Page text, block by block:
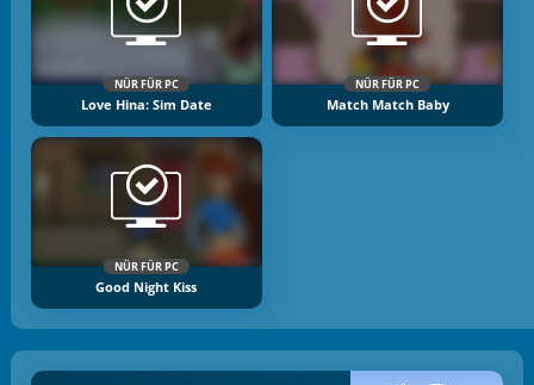
NÜR FÜR PC
Love Hina: Sim Date
NÜR FÜR PC
Match Match Baby
NÜR FÜR PC
Good Night Kiss